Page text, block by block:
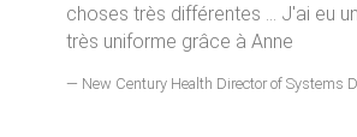
choses très différentes ... J'ai eu
très uniforme grâce à Anne
New Century Health Director of Systems